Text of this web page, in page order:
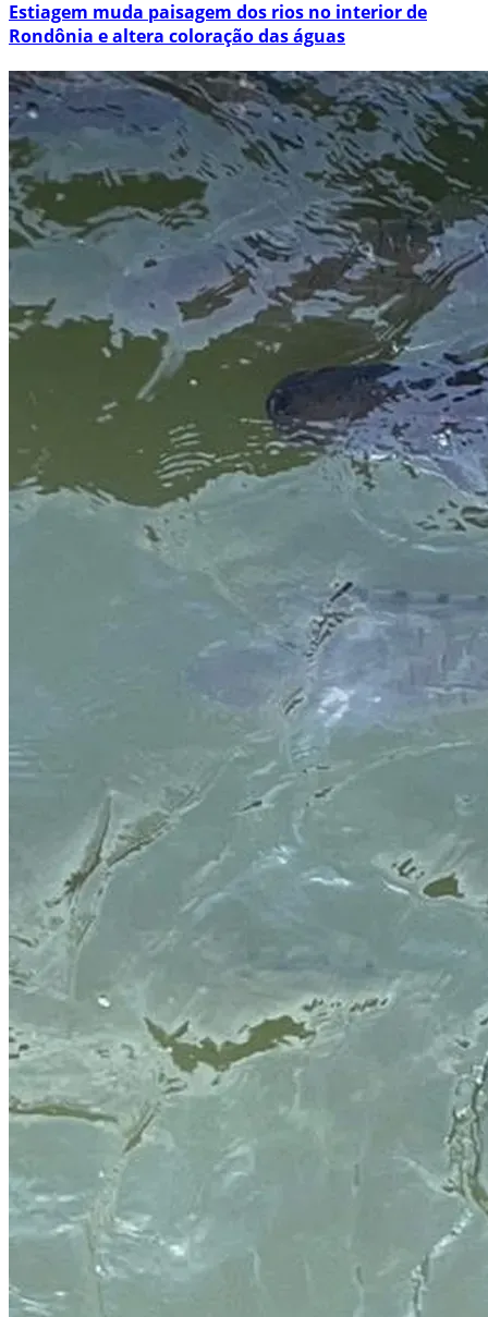
Estiagem muda paisagem dos rios no interior de
Rondônia e altera coloração das águas